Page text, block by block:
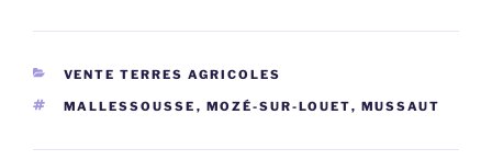
CATÉGORIES
VENTE TERRES AGRICOLES
ÉTIQUETTES
MALLESSOUSSE , MOZÉ-SUR-LOUET, MUSSAUT